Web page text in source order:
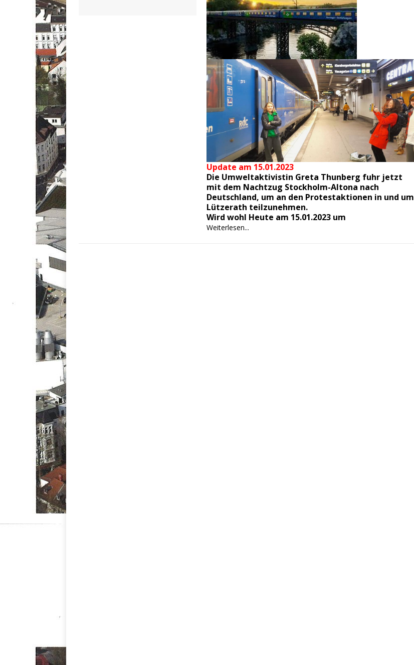
Update am 15.01.2023
Die Umweltaktivistin Greta Thunberg fuhr jetzt
mit dem Nachtzug Stockholm-Altona nach
Deutschland, um an den Protestaktionen in und um
Lützerath teilzunehmen.
Wird wohl Heute am 15.01.2023 um
Weiterlesen...